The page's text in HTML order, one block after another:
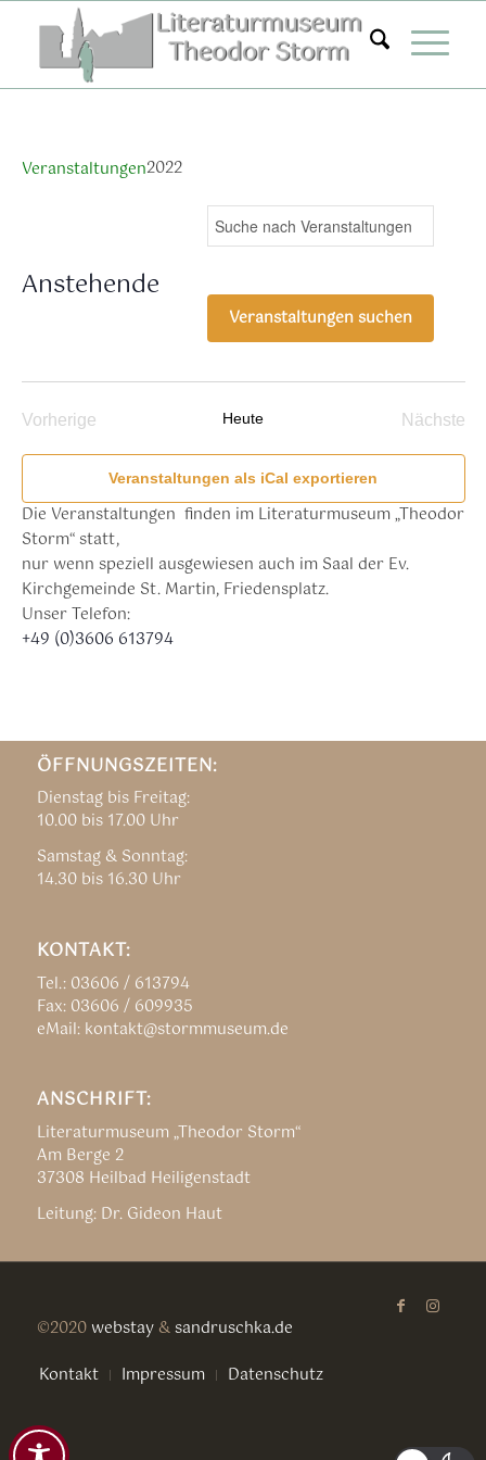
springen
Veranstaltungen2022
Veranstaltungen
Suche
und
Ansichten,
Navigation
Suche
Bitte
Schlüsselwort
Suche
nach
Veranstaltungen
Veranstaltungen suchen
Anstehende
Vorherige
Heute
Nächste
Veranstaltungen als iCal exportieren
Die Veranstaltungen finden im Literaturmuseum „Theodor
Storm“ statt,
nur wenn speziell ausgewiesen auch im Saal der Ev.
Kirchgemeinde St. Martin, Friedensplatz.
Unser Telefon:
+49 (0)3606 613794
ÖFFNUNGSZEITEN:
Dienstag bis Freitag:
10.00 bis 17.00 Uhr
Samstag & Sonntag:
14.30 bis 16.30 Uhr
KONTAKT:
Tel.: 03606 / 613794
Fax: 03606 / 609935
eMail: kontakt@stormmuseum.de
ANSCHRIFT:
Literaturmuseum „Theodor Storm“
Am Berge 2
37308 Heilbad Heiligenstadt
Leitung: Dr. Gideon Haut
©2020 webstay&sandruschka.de
Kontakt
Impressum Datenschutz